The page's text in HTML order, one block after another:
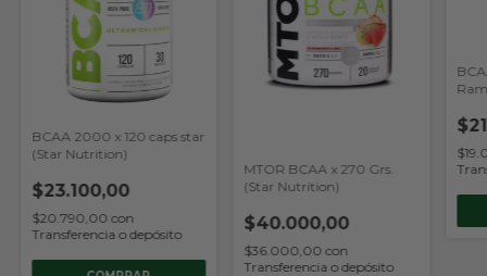
BCAA 2000 x 120 caps star
(Star Nutrition)
$23.100,00
$20.790,00 con
Transferencia o depósito
MTOR BCAA x 270 Grs.
(Star Nutrition)
$40.000,00
$36.000,00con
Transferencia o depósito